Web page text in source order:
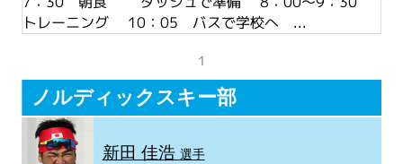
トレーニング 10：05 バスで学校へ ...
1
ノルディックスキー部
新田 佳浩 選手